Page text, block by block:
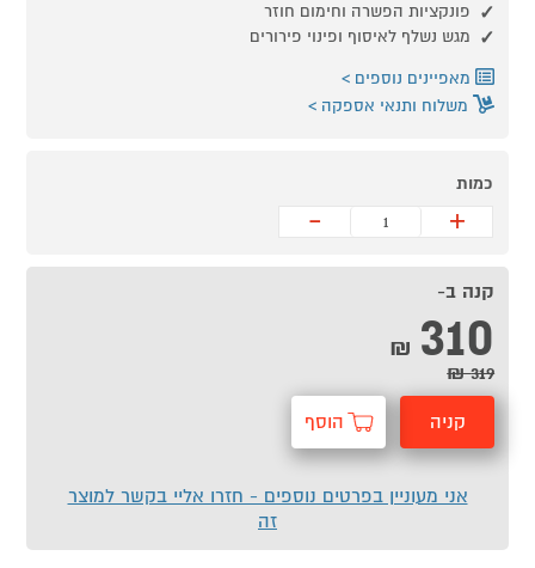
פונקציות הפשרה וחימום חוזר
מגש נשלף לאיסוף ופינוי פירורים
מאפיינים נוספים
משלוח ותנאי אספקה
כמות
+
-
קנה ב-
310
₪
319 ₪
קניה הוסף
אני מעוניין בפרטים נוספים - חזרו אליי בקשר למוצר
זה